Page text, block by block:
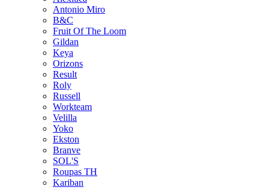
Antonio Miro
B&C
Fruit Of The Loom
Gildan
Keya
Orizons
Result
Roly
Russell
Workteam
Velilla
Yoko
Ekston
Branve
SOL'S
Roupas TH
Kariban